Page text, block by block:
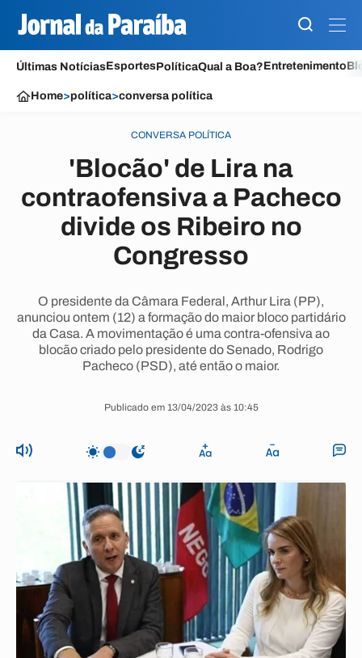
Últimas NotíciasEsportesPolíticaQual a Boa?Entretenimento
Home>política>conversa política
CONVERSA POLÍTICA
'Blocão' de Lira na
contraofensiva a Pacheco
divide os Ribeiro no
Congresso
O presidente da Câmara Federal, Arthur Lira (PP),
anunciou ontem (12) a formação do maior bloco partidário
da Casa. A movimentação é uma contra-ofensiva ao
blocão criado pelo presidente do Senado, Rodrigo
Pacheco (PSD), até então o maior.
Publicado em 13/04/2023 às 10:45